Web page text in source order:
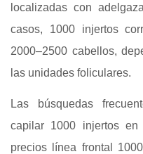
localizadas con
casos, 1000 injertos
2000–2500 cabellos,
las unidades foliculares.
Las búsquedas
capilar 1000 injertos en
precios línea frontal